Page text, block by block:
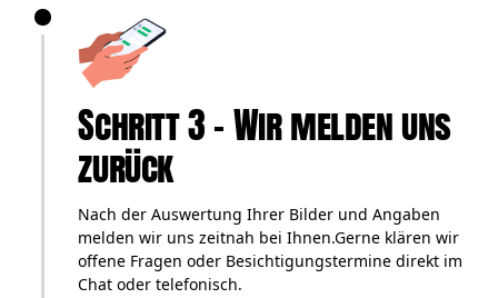
Schritt 3 – Wir melden uns
zurück
Nach der Auswertung Ihrer Bilder und Angaben
melden wir uns zeitnah bei Ihnen.Gerne klären wir
offene Fragen oder Besichtigungstermine direkt im
Chat oder telefonisch.